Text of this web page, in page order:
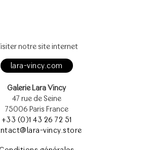
notre site internet
lara-vincy.com
Galerie Lara Vincy
47 rue de Seine
75006 Paris France
+33 (0)1 43 26 72 51
vincy.store